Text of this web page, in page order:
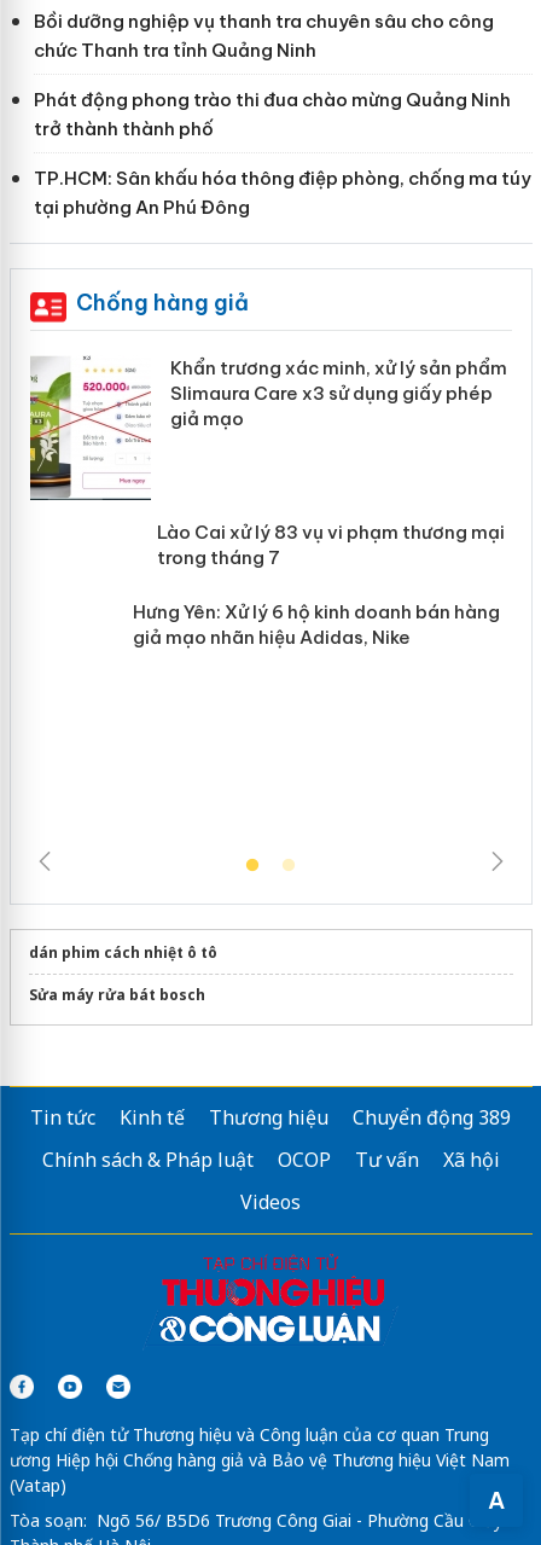
A
Bồi dưỡng nghiệp vụ thanh tra chuyên sâu cho công
chức Thanh tra tỉnh Quảng Ninh
Phát động phong trào thi đua chào mừng Quảng Ninh
trở thành thành phố
TP.HCM: Sân khấu hóa thông điệp phòng, chống ma túy
tại phường An Phú Đông
Chống hàng giả
Khẩn trương xác minh, xử lý sản phẩm
Slimaura Care x3 sử dụng giấy phép
giả mạo
Lào Cai xử lý 83 vụ vi phạm thương
mại trong tháng 7
dán phim cách nhiệt ô tô
Sửa máy rửa bát bosch
Tin tức Kinh tế Thương hiệu
Chuyển động 389
Chính sách & Pháp luật
OCOP Tư vấn
Xã hội
Videos
Tạp chí điện tử Thương hiệu và Công luận của cơ quan Trung
ương Hiệp hội Chống hàng giả và Bảo vệ Thương hiệu Việt Nam
(Vatap)
Tòa soạn: Ngõ 56/ B5D6 Trương Công Giai - Phường Cầu Giấy -